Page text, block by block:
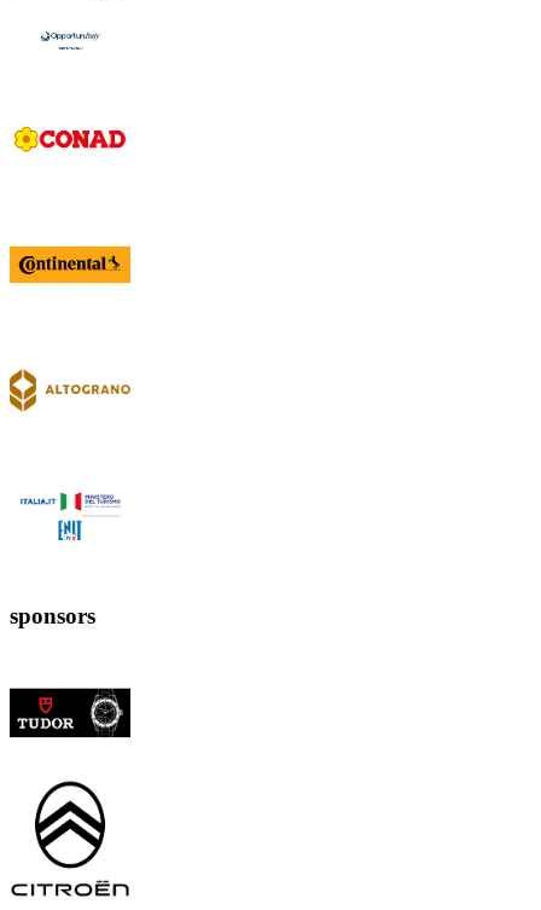
sponsors